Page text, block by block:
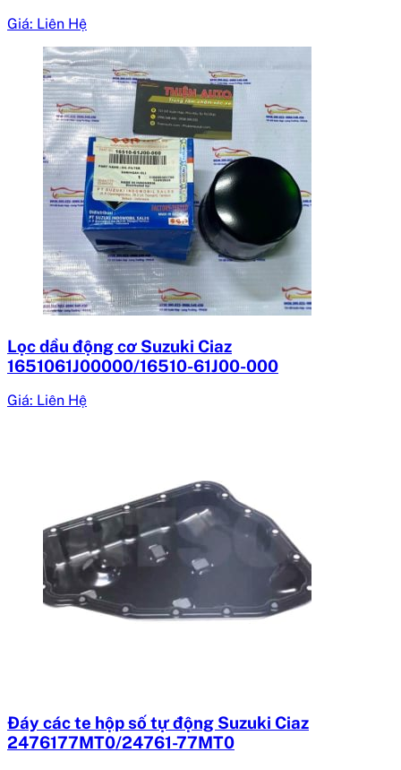
Giá: Liên Hệ
Lọc dầu động cơ Suzuki Ciaz
1651061J00000/16510-61J00-000
Giá: Liên Hệ
Đáy các te hộp số tự động Suzuki Ciaz
2476177MT0/24761-77MT0